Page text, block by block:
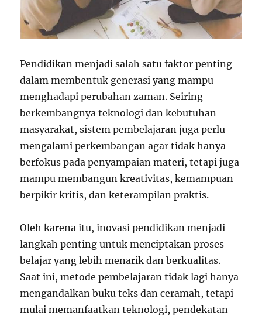
Pendidikan menjadi salah satu faktor penting
dalam membentuk generasi yang mampu
menghadapi perubahan zaman. Seiring
berkembangnya teknologi dan kebutuhan
masyarakat, sistem pembelajaran juga perlu
mengalami perkembangan agar tidak hanya
berfokus pada penyampaian materi, tetapi juga
mampu membangun kreativitas, kemampuan
berpikir kritis, dan keterampilan praktis.
Oleh karena itu, inovasi pendidikan menjadi
langkah penting untuk menciptakan proses
belajar yang lebih menarik dan berkualitas.
Saat ini, metode pembelajaran tidak lagi hanya
mengandalkan buku teks dan ceramah, tetapi
mulai memanfaatkan teknologi, pendekatan